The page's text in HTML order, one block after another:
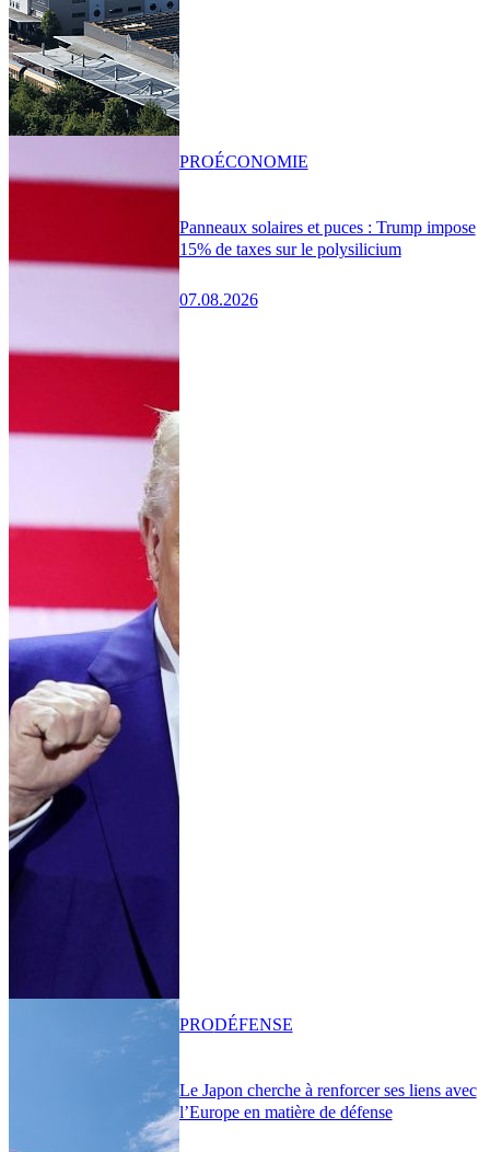
Panneaux solaires et puces : Trump impose
15% de taxes sur le polysilicium
07.08.2026
PROÉCONOMIE
Le Japon cherche à renforcer ses liens avec
l’Europe en matière de défense
PRODÉFENSE